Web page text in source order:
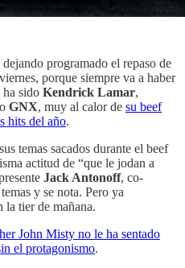
programado el repaso de
porque siempre va a haber
ha sido Kendrick Lamar,
GNX, muy al calor de su beef
hits del año.
temas sacados durante el beef
actitud de “que le jodan a
Jack Antonoff, co-
y se nota. Pero ya
la tier de mañana.
John Misty no le ha sentado
el protagonismo.